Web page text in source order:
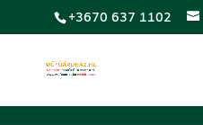
+3670 637 1102